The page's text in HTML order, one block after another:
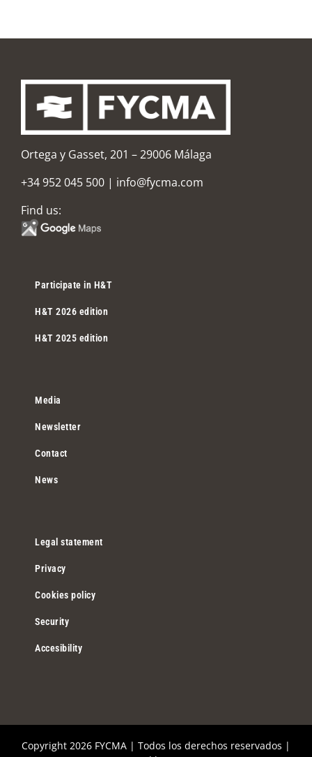
Ortega y Gasset, 201 – 29006 Málaga
+34 952 045 500 | info@fycma.com
Find us:
Participate in H&T
H&T 2026 edition
H&T 2025 edition
Media
Newsletter
Contact
News
Legal statement
Privacy
Cookies policy
Security
Accesibility
Copyright 2026 FYCMA | Todos los derechos reservados |